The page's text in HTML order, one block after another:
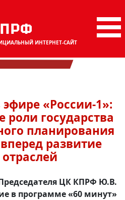
ИНТЕРНЕТ-САЙТ
«России-1»:
роли государства
планирования
развитие
ЦК КПРФ Ю.В.
в программе «60 минут»